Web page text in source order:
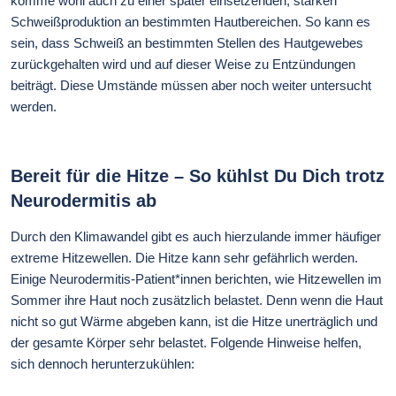
Schweißproduktion an bestimmten Hautbereichen. So kann es
sein, dass Schweiß an bestimmten Stellen des Hautgewebes
zurückgehalten wird und auf dieser Weise zu Entzündungen
beiträgt. Diese Umstände müssen aber noch weiter untersucht
werden.
Bereit für die Hitze – So kühlst Du Dich trotz
Neurodermitis ab
Durch den Klimawandel gibt es auch hierzulande immer häufiger
extreme Hitzewellen. Die Hitze kann sehr gefährlich werden.
Einige Neurodermitis-Patient*innen berichten, wie Hitzewellen im
Sommer ihre Haut noch zusätzlich belastet. Denn wenn die Haut
nicht so gut Wärme abgeben kann, ist die Hitze unerträglich und
der gesamte Körper sehr belastet. Folgende Hinweise helfen,
sich dennoch herunterzukühlen: